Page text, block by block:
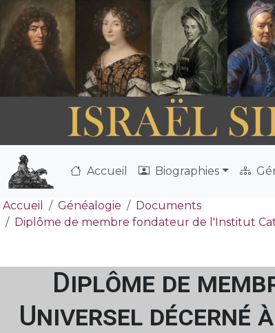
Accueil Biographies
Accueil Généalogie
Documents
Diplôme de membre fondateur de l'Institut
Diplôme de
Universel décerné